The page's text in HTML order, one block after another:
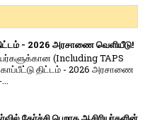
திட்டம் - 2026 அரசாணை வெளியீடு!
(Including TAPS
காப்பீட்டு திட்டம் - 2026 அரசாணை